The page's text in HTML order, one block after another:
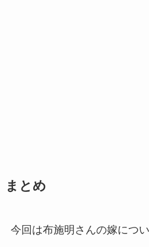
まとめ
今回は布施明さんの嫁につ